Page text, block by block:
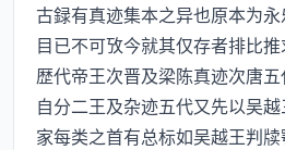
古録有真迹集本之异也原本为
目已不可攷今就其仅存者排比
歴代帝王次晋及梁陈真迹次唐
自分二王及杂迹五代又先以吴
家每类之首有总标如吴越王判